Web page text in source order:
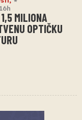
MILIONA
OPTIČKU